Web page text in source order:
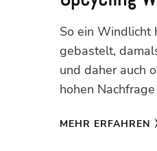
So ein Windlicht
gebastelt,
und daher auch
hohen
MEHR ERFAHREN